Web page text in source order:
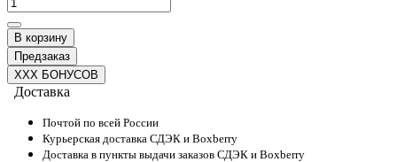
В корзину
Предзаказ
XXX БОНУСОВ
Доставка
Почтой по всей России
Курьерская доставка СДЭК и Boxberry
Доставка в пункты выдачи заказов СДЭК и Boxberry